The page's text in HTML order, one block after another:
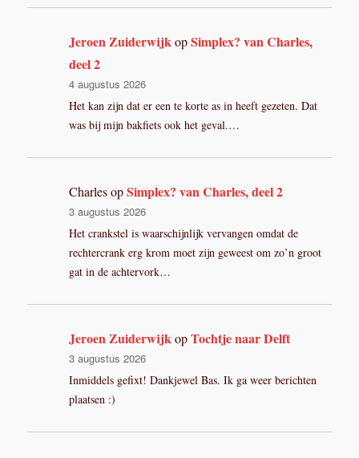
Jeroen ZuiderwijkopSimplex? van Charles,
deel 2
4 augustus 2026
Het kan zijn dat er een te korte as in heeft gezeten. Dat
was bij mijn bakfiets ook het geval.…
CharlesopSimplex? van Charles, deel 2
3 augustus 2026
Het crankstel is waarschijnlijk vervangen omdat de
rechtercrank erg krom moet zijn geweest om zo’n groot
gat in de achtervork…
Jeroen ZuiderwijkopTochtje naar Delft
3 augustus 2026
Inmiddels gefixt! Dankjewel Bas. Ik ga weer berichten
plaatsen :)